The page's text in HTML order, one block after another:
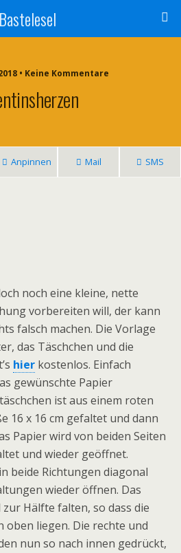
Bastelesel
• Keine Kommentare
Anpinnen Mail SMS
noch eine kleine, nette
vorbereiten will, der kann
falsch machen. Die Vorlage
das Täschchen und die
hier kostenlos. Einfach
gewünschte Papier
ist aus einem roten
16 x 16 cm gefaltet und dann
Papier wird von beiden Seiten
und wieder geöffnet.
beide Richtungen diagonal
wieder öffnen. Das
Hälfte falten, so dass die
oben liegen. Die rechte und
nun so nach innen gedrückt,